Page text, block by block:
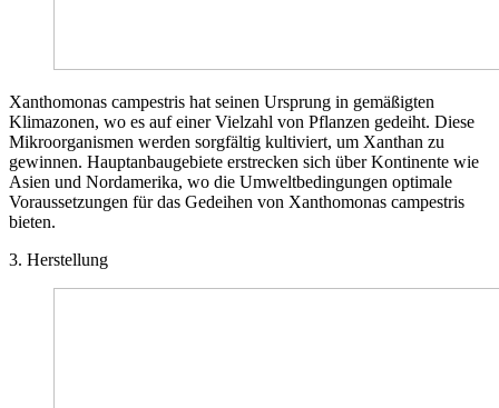
Xanthomonas campestris hat seinen Ursprung in gemäßigten
Klimazonen, wo es auf einer Vielzahl von Pflanzen gedeiht. Diese
Mikroorganismen werden sorgfältig kultiviert, um Xanthan zu
gewinnen. Hauptanbaugebiete erstrecken sich über Kontinente wie
Asien und Nordamerika, wo die Umweltbedingungen optimale
Voraussetzungen für das Gedeihen von Xanthomonas campestris
bieten.
3. Herstellung